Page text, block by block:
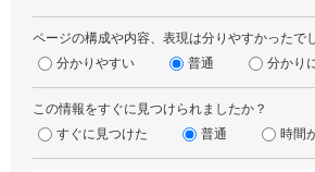
ページの構成や内容、表現は分りやすかったで
分かりやすい
普通 分かり
この情報をすぐに見つけられましたか？
すぐに見つけた
普通 時間